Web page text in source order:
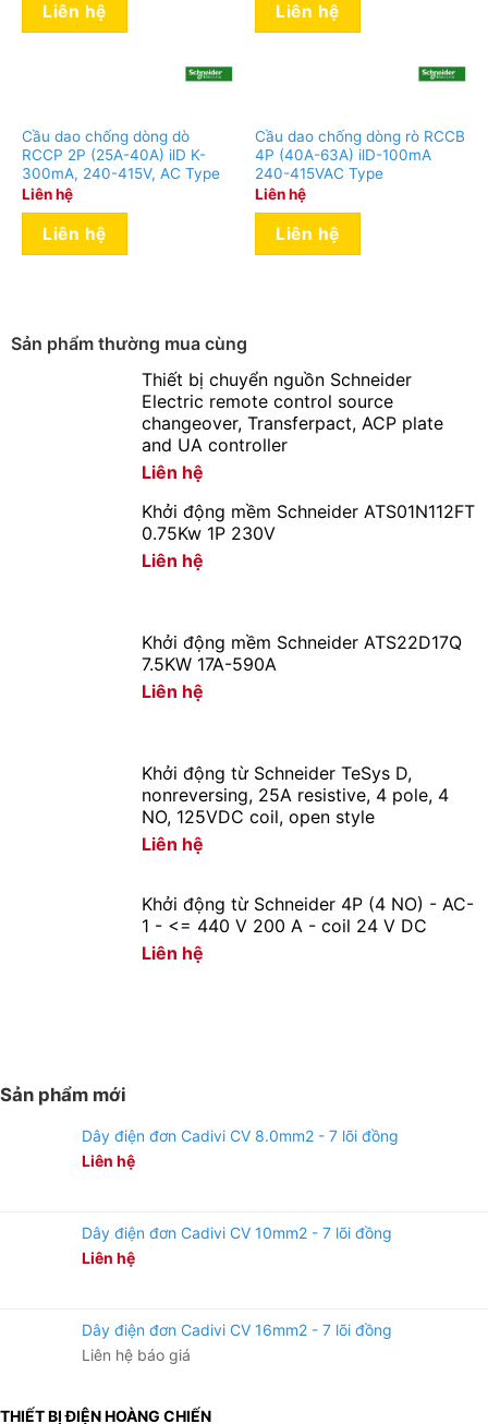
Liên hệ Liên hệ
Cầu dao chống dòng dò
RCCP 2P (25A-40A) ilD K-
300mA, 240-415V, AC Type
Liên hệ
Liên hệ
Cầu dao chống dòng rò RCCB
4P (40A-63A) ilD-100mA
240-415VAC Type
Liên hệ
Liên hệ
Sản phẩm thường mua cùng
Thiết bị chuyển nguồn Schneider
Electric remote control source
changeover, Transferpact, ACP plate
and UA controller
Liên hệ
Khởi động mềm Schneider ATS01N112FT
0.75Kw 1P 230V
Liên hệ
Khởi động mềm Schneider ATS22D17Q
7.5KW 17A-590A
Liên hệ
Khởi động từ Schneider TeSys D,
nonreversing, 25A resistive, 4 pole, 4
NO, 125VDC coil, open style
Liên hệ
Khởi động từ Schneider 4P (4 NO) - AC-
1 - <= 440 V 200 A - coil 24 V DC
Liên hệ
Sản phẩm mới
Dây điện đơn Cadivi CV 8.0mm2 - 7 lõi đồng
Liên hệ
Dây điện đơn Cadivi CV 10mm2 - 7 lõi đồng
Liên hệ
Dây điện đơn Cadivi CV 16mm2 - 7 lõi đồng
Liên hệ báo giá
THIẾT BỊ ĐIỆN HOÀNG CHIẾN